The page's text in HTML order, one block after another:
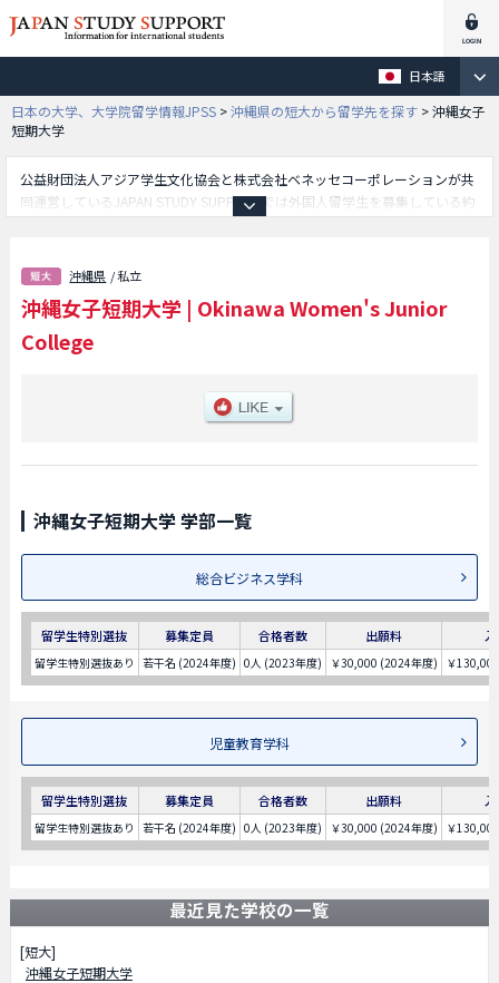
日本語
日本の大学、大学院留学情報JPSS >沖縄県の短大から留学先を探す >沖縄女子
短期大学
公益財団法人アジア学生文化協会と株式会社ベネッセコーポレーションが共
同運営しているJAPAN STUDY SUPPORTでは外国人留学生を募集している約
ス学科学部や児童教育学科学部等、学部別情報や、募集定員や合格者数など
入試情報、施設案内、アクセスなど外国人留学生に必要な情報を掲載してい
るので是非ご利用ください。
沖縄県 / 私立
沖縄女子短期大学 | Okinawa Women's Junior
College
沖縄女子短期大学 学部一覧
総合ビジネス学科
留学生特別選抜 募集定員 合格者数 出願料
留学生特別選抜あり 若干名 (2024年度) 0人 (2023年度) ￥30,000 (2024年度) ￥
児童教育学科
留学生特別選抜 募集定員 合格者数 出願料
留学生特別選抜あり 若干名 (2024年度) 0人 (2023年度) ￥30,000 (2024年度) ￥
最近見た学校の一覧
[短大]
沖縄女子短期大学